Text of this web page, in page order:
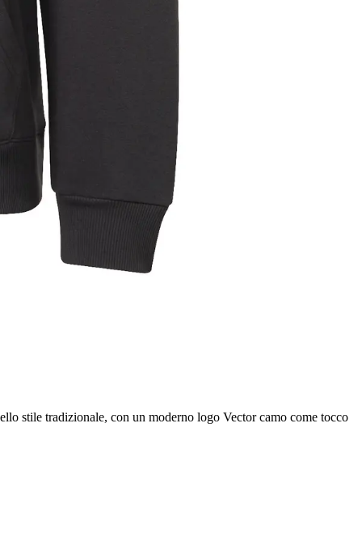
stile tradizionale, con un moderno logo Vector camo come tocco